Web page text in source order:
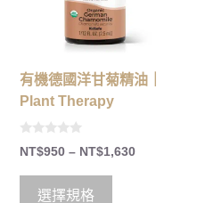
有機德國洋甘菊精油｜
Plant Therapy
0
o
t
NT$950 – NT$1,630
選擇規格